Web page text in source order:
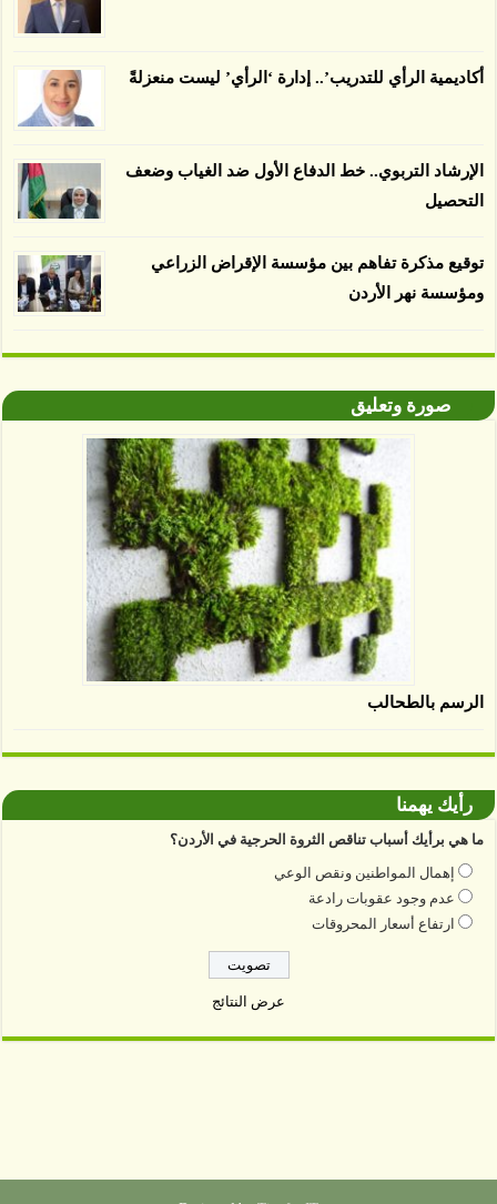
بينما فقدت المناطق غير المعتمدة 34 في المئة، وفقاً
أكاديمية الرأي للتدريب’.. إدارة ‘الرأي’ ليست منعزلةً
الإرشاد التربوي.. خط الدفاع الأول ضد الغياب وضعف
التحصيل
توقيع مذكرة تفاهم بين مؤسسة الإقراض الزراعي
ومؤسسة نهر الأردن
صورة وتعليق
الرسم بالطحالب
رأيك يهمنا
ما هي برأيك أسباب تناقص الثروة الحرجية في الأردن؟
إهمال المواطنين ونقص الوعي
عدم وجود عقوبات رادعة
ارتفاع أسعار المحروقات
عرض النتائج